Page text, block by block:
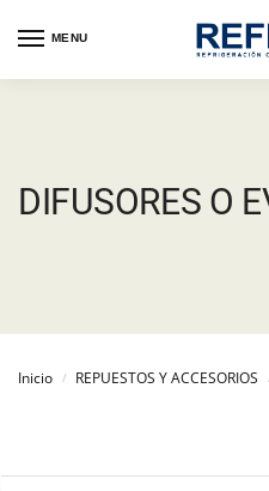
MENU
DIFUSORES O
Inicio / REPUESTOS Y ACCESORIOS